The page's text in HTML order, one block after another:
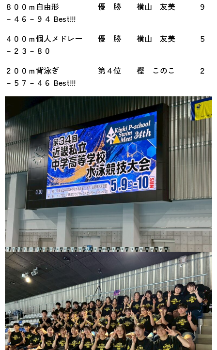
８００ｍ自由形 優 勝 横山 友美 ９
－４６－９４ Best!!!
４００ｍ個人メドレー 優 勝 横山 友美 ５
－２３－８０
２００ｍ背泳ぎ 第４位 樫 このこ ２
－５７－４６ Best!!!